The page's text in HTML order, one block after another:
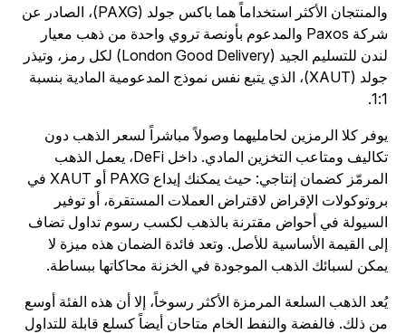
والمنتجان الأكثر استخداماً هما باكس جولد (PAXG)، الصادر عن
شركة Paxos والمدعوم بأونصة تروي واحدة من ذهب معيار
لندن للتسليم الجيد (London Good Delivery) لكل رمز، وتيذر
جولد (XAUT)، الذي يتبع نفس نموذج المدعومية المادية بنسبة
كلا الرمزين لحامليهما وصولاً مباشراً لسعر الذهب دون
تكاليف ومتاعب التخزين المادي. داخل DeFi، يعمل الذهب
المرمّز كضمان إنتاجي: حيث يمكنك إيداع PAXG أو XAUT في
الإقراض لاقتراض العملات المستقرة، أو توفير
في أحواض مقترنة بالذهب لكسب رسوم تداول تضاف
القيمة الأساسية للأصل. وتعد فائدة الضمان هذه ميزة لا
لسبائك الذهب الموجودة في الخزنة محاكاتها ببساطة.
الذهب السلعة المرمزة الأكثر رسوخاً، إلا أن هذه الفئة أوسع
ذلك. فالفضة والنفط الخام متاحان أيضاً كسلع قابلة للتداول